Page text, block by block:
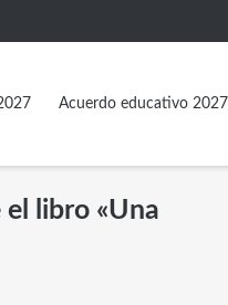
Acuerdo educativo 2027
el libro «Una